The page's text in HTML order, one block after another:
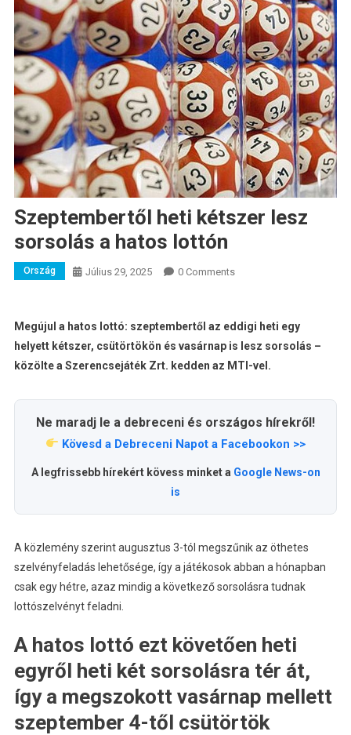
Szeptembertől heti kétszer lesz
sorsolás a hatos lottón
Ország Július 29, 2025 0 Comments
Megújul a hatos lottó: szeptembertől az eddigi heti egy
helyett kétszer, csütörtökön és vasárnap is lesz sorsolás –
közölte a Szerencsejáték Zrt. kedden az MTI-vel.
Ne maradj le a debreceni és országos hírekről!
Kövesd a Debreceni Napot a Facebookon >>
A legfrissebb hírekért kövess minket a Google News-on
is
A közlemény szerint augusztus 3-tól megszűnik az öthetes
szelvényfeladás lehetősége, így a játékosok abban a hónapban
csak egy hétre, azaz mindig a következő sorsolásra tudnak
lottószelvényt feladni.
A hatos lottó ezt követően heti
egyről heti két sorsolásra tér át,
így a megszokott vasárnap mellett
szeptember 4-től csütörtök